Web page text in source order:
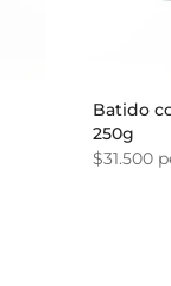
Batido
250g
$31.500